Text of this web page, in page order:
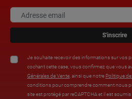
S'inscrire
Je souhaite recevoir des informations sur vos
cochant cette case, vous confirmez que vous
Générales de Vente , ainsi que notre Politique
conditions pour comprendre comment nous
site est protégé par reCAPTCHA et il est soumis